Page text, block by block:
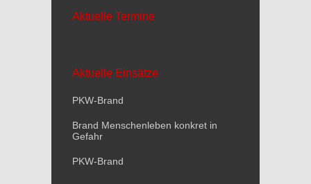
Aktuelle Termine
Aktuelle Einsätze
PKW-Brand
Brand Menschenleben konkret in
Gefahr
PKW-Brand